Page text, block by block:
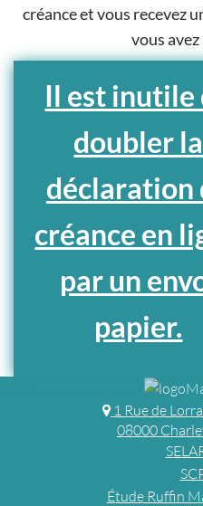
créance et vous recevez
vous
Il est inutile
doubler la
déclaration
créance en
par un
papier.
1 Rue de
08000
Étude Ruffin